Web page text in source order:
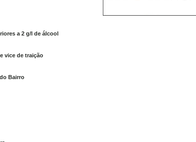
a 2 g/l de álcool
vice de traição
Bairro